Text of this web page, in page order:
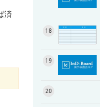
済
18
19
20